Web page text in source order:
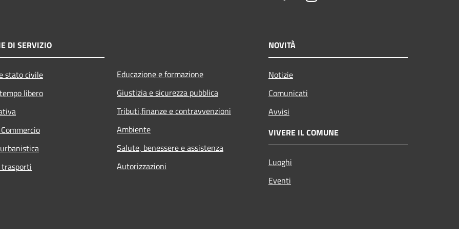
DI SERVIZIO
stato civile
libero
Educazione e formazione
Giustizia e sicurezza pubblica
Tributi,finanze e contravvenzioni
Ambiente
Salute, benessere e assistenza
Autorizzazioni
NOVITÀ
Notizie
Comunicati
Avvisi
VIVERE IL COMUNE
Luoghi
Eventi